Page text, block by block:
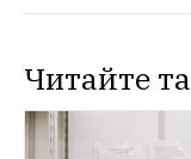
Читайте